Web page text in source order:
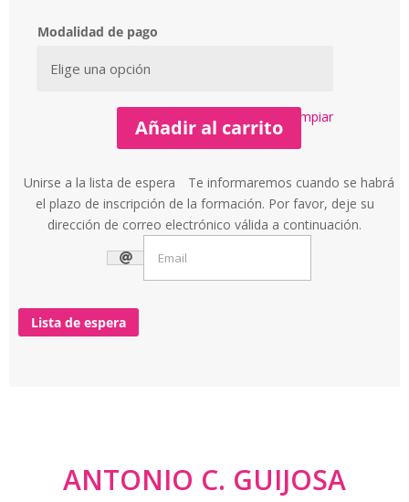
Modalidad de pago
Limpiar
Añadir al carrito
Unirse a la lista de espera
Te informaremos cuando se habrá
el plazo de inscripción de la formación. Por favor, deje su
dirección de correo electrónico válida a continuación.
Lista de espera
ANTONIO C. GUIJOSA